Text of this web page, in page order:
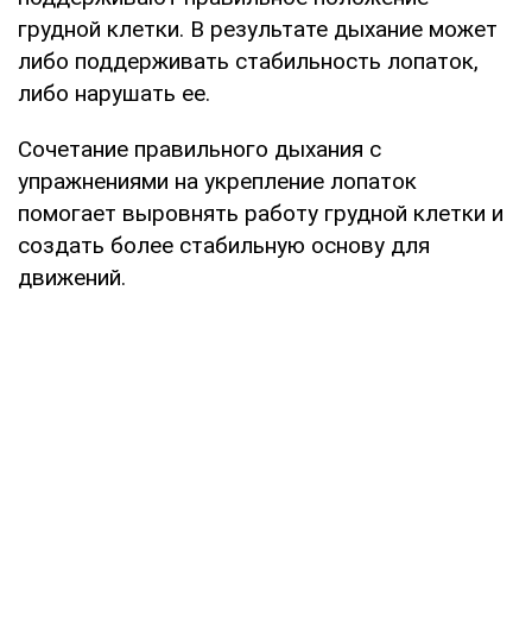
грудной клетки. В результате дыхание может
либо поддерживать стабильность лопаток,
либо нарушать ее.
Сочетание правильного дыхания с
упражнениями на укрепление лопаток
помогает выровнять работу грудной клетки и
создать более стабильную основу для
движений.